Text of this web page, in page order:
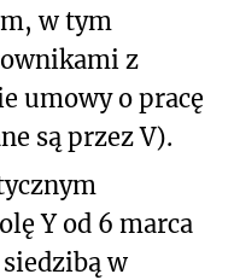
w tym
z
umowy o pracę
są przez V).
Y od 6 marca
siedzibą w